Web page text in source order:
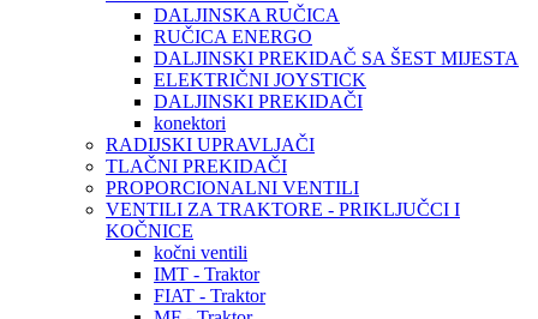
DALJINSKA RUČICA
RUČICA ENERGO
DALJINSKI PREKIDAČ SA ŠEST MIJESTA
ELEKTRIČNI JOYSTICK
DALJINSKI PREKIDAČI
konektori
RADIJSKI UPRAVLJAČI
TLAČNI PREKIDAČI
PROPORCIONALNI VENTILI
VENTILI ZA TRAKTORE - PRIKLJUČCI I
KOČNICE
kočni ventili
IMT - Traktor
FIAT - Traktor